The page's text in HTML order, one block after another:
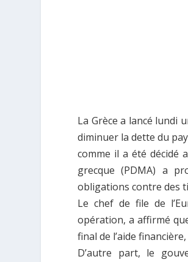
La Grèce a lancé lundi
diminuer la dette du
comme il a été décidé
grecque (PDMA) a
obligations contre des
Le chef de file de
opération, a affirmé
final de l’aide
D’autre part, le